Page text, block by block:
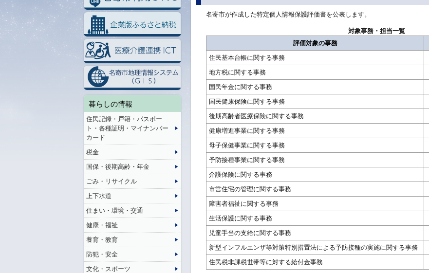
名寄市が作成した特定個人情報保護評価書を公表します。
対象事務・担当一覧
評価対象の事務
住民基本台帳に関する事務
地方税に関する事務
国民年金に関する事務
国民健康保険に関する事務
後期高齢者医療保険に関する事務
健康増進事業に関する事務
母子保健事業に関する事務
予防接種事業に関する事務
介護保険に関する事務
市営住宅の管理に関する事務
障害者福祉に関する事務
生活保護に関する事務
児童手当の支給に関する事務
新型インフルエンザ等対策特別措置法による予防接種の実施に関する事務
住民税非課税世帯等に対する給付金事務
暮らしの情報
住民記録・戸籍・パスポー
ト・各種証明・マイナンバー
カード
税金
国保・後期高齢・年金
ごみ・リサイクル
上下水道
住まい・環境・交通
健康・福祉
養育・教育
防犯・安全
文化・スポーツ